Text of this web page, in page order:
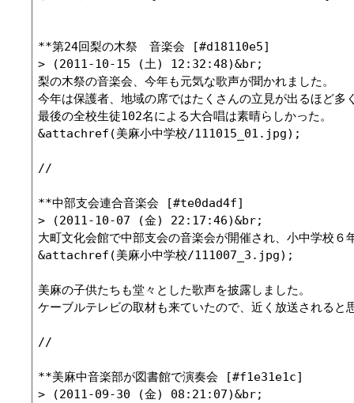
**第24回梨の木祭　音楽会 [#d18110e5]
> (2011-10-15 (土) 12:32:48)&br;
梨の木祭の音楽会、今年も元気な歌声が聞かれました。
今年は保護者、地域の席ではたくさんの立見が出るほど多
最後の全校生徒102名による大合唱は素晴らしかった。
&attachref(美麻小中学校/111015_01.jpg);
//
**中部支会連合音楽会 [#te0dad4f]
> (2011-10-07 (金) 22:17:46)&br;
大町文化会館で中部支会の音楽会が開催され、小中学校
&attachref(美麻小中学校/111007_3.jpg);
美麻の子供たちも堂々とした歌声を披露しました。
ケーブルテレビの取材も来ていたので、近く放送されると
//
**美麻中音楽部が図書館で演奏会 [#f1e31e1c]
> (2011-09-30 (金) 08:21:07)&br;